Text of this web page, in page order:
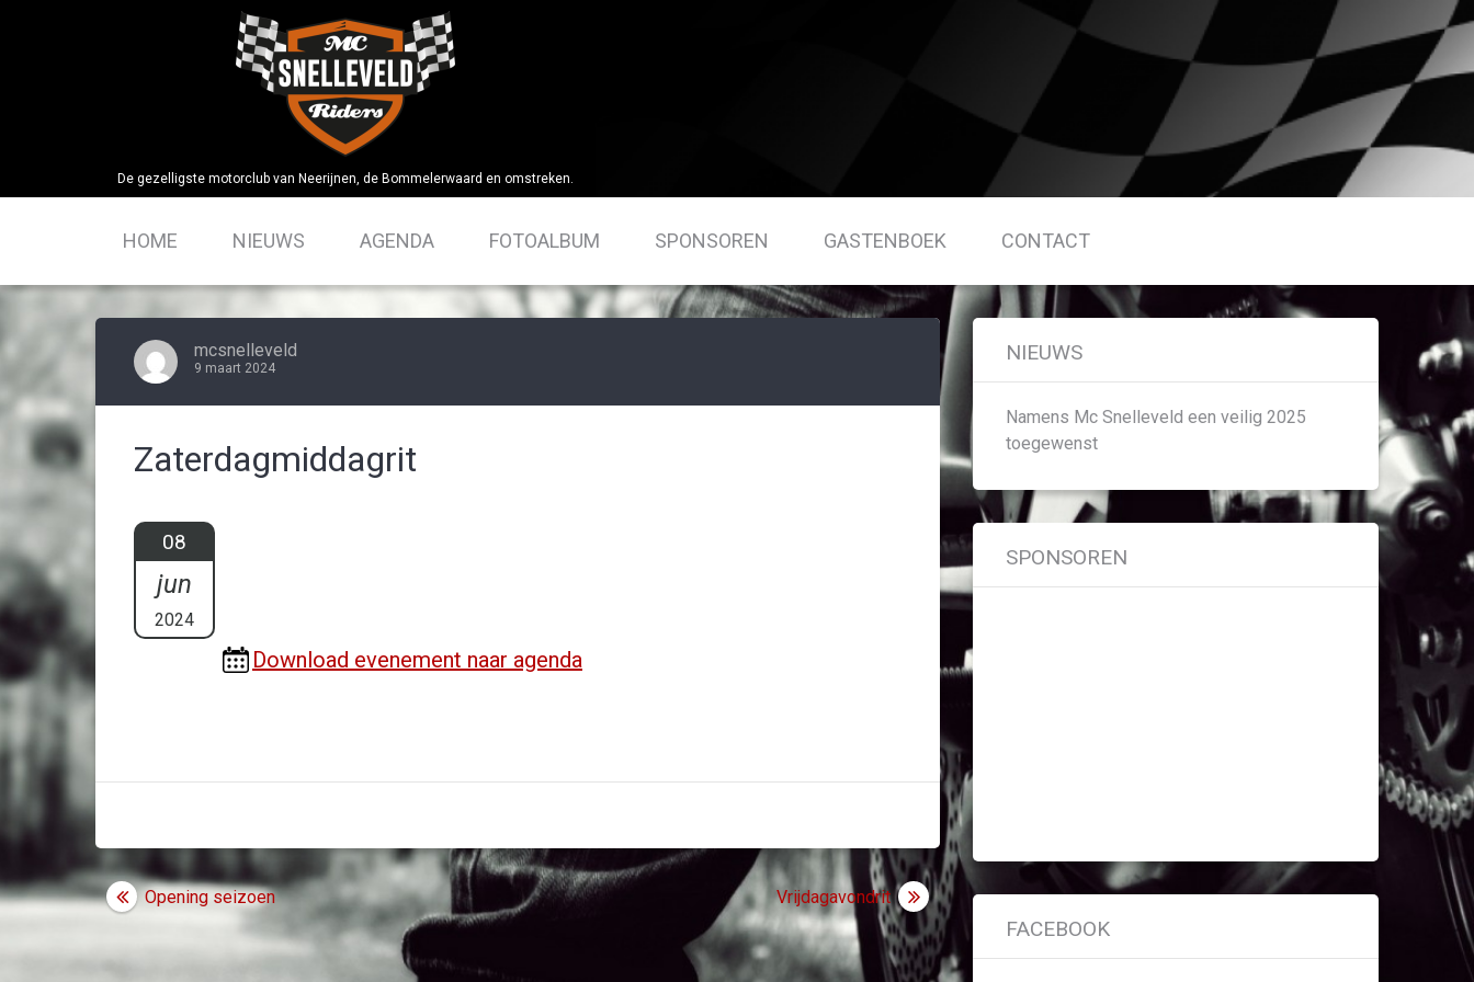
De gezelligste motorclub van Neerijnen, de Bommelerwaard en omstreken.
HOME NIEUWS AGENDA FOTOALBUM SPONSOREN GASTENBOEK CONTACT
mcsnelleveld
9 maart 2024
Zaterdagmiddagrit
08
jun
2024
Download evenement naar agenda
BerichtOpening seizoen Vrijdagavondrit
NIEUWS
Namens Mc Snelleveld een veilig 2025
toegewenst
SPONSOREN
FACEBOOK